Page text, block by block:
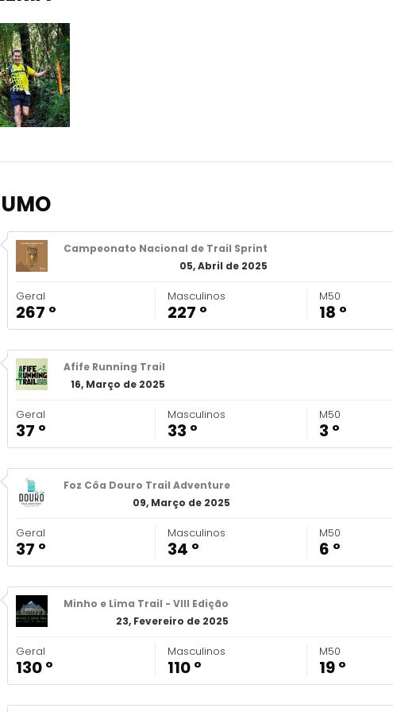
Campeonato Nacional de Trail Sprint
05, Abril de 2025
Geral
267 º
Masculinos
227 º
M50
18 º
Afife Running Trail
16, Março de 2025
Geral
37 º
Masculinos
33 º
M50
3 º
Foz Côa Douro Trail Adventure
09, Março de 2025
Geral
37 º
Masculinos
34 º
M50
6 º
Minho e Lima Trail - VIII Edição
23, Fevereiro de 2025
Geral
130 º
Masculinos
110 º
M50
19 º